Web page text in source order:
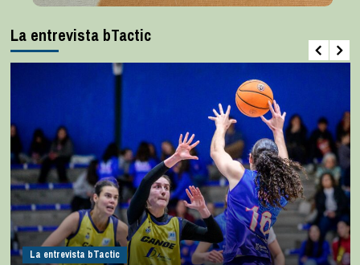
La entrevista bTactic
La entrevista bTactic